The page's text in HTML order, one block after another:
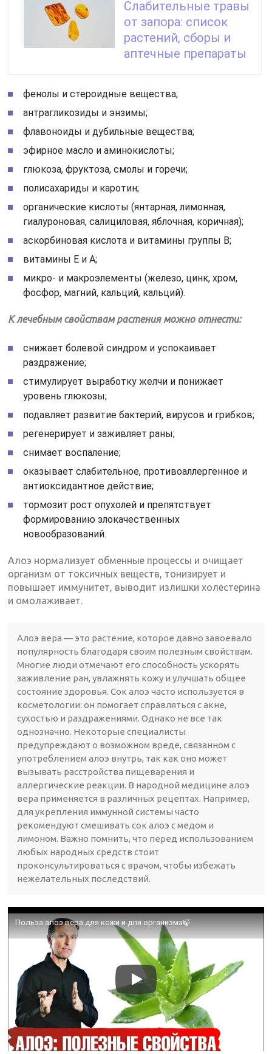
Слабительные травы
от запора: список
растений, сборы и
аптечные препараты
фенолы и стероидные вещества;
антрагликозиды и энзимы;
флавоноиды и дубильные вещества;
эфирное масло и аминокислоты;
глюкоза, фруктоза, смолы и горечи;
полисахариды и каротин;
органические кислоты (янтарная, лимонная,
гиалуроновая, салициловая, яблочная, коричная);
аскорбиновая кислота и витамины группы В;
витамины Е и А;
микро- и макроэлементы (железо, цинк, хром,
фосфор, магний, кальций, кальций).
К лечебным свойствам растения можно отнести:
снижает болевой синдром и успокаивает
раздражение;
стимулирует выработку желчи и понижает
уровень глюкозы;
подавляет развитие бактерий, вирусов и грибков;
регенерирует и заживляет раны;
снимает воспаление;
оказывает слабительное, противоаллергенное и
антиоксидантное действие;
тормозит рост опухолей и препятствует
формированию злокачественных
новообразований.
Алоэ нормализует обменные процессы и очищает
организм от токсичных веществ, тонизирует и
повышает иммунитет, выводит излишки холестерина
и омолаживает.
Алоэ вера — это растение, которое давно завоевало
популярность благодаря своим полезным свойствам.
Многие люди отмечают его способность ускорять
заживление ран, увлажнять кожу и улучшать общее
состояние здоровья. Сок алоэ часто используется в
косметологии: он помогает справляться с акне,
сухостью и раздражениями. Однако не все так
однозначно. Некоторые специалисты
предупреждают о возможном вреде, связанном с
употреблением алоэ внутрь, так как оно может
вызывать расстройства пищеварения и
аллергические реакции. В народной медицине алоэ
вера применяется в различных рецептах. Например,
для укрепления иммунной системы часто
рекомендуют смешивать сок алоэ с медом и
лимоном. Важно помнить, что перед использованием
любых народных средств стоит
проконсультироваться с врачом, чтобы избежать
нежелательных последствий.
Польза алоэ вера для кожи и для организма🍃